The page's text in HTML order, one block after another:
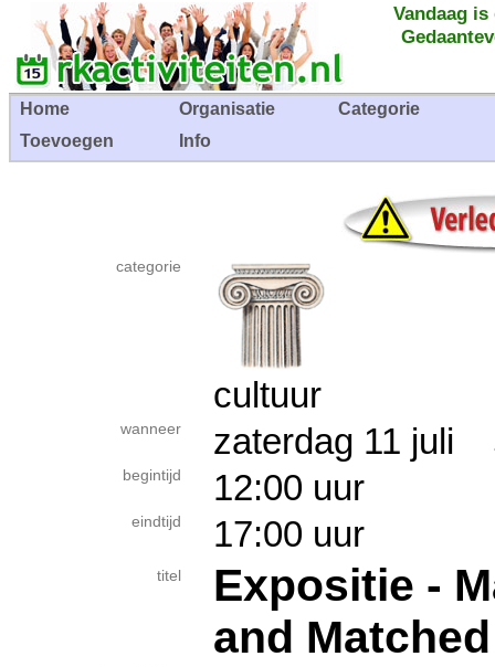
Vandaag
Home Organisatie
Categorie
Toevoegen
Info
categorie
cultuur
wanneer zaterdag 11 juli
begintijd 12:00 uur
eindtijd 17:00 uur
titel
Expositie -
and Matched